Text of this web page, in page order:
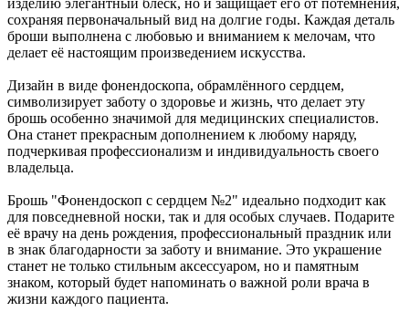
сохраняя первоначальный вид на долгие годы. Каждая деталь
броши выполнена с любовью и вниманием к мелочам, что
делает её настоящим произведением искусства.
Дизайн в виде фонендоскопа, обрамлённого сердцем,
символизирует заботу о здоровье и жизнь, что делает эту
брошь особенно значимой для медицинских специалистов.
Она станет прекрасным дополнением к любому наряду,
подчеркивая профессионализм и индивидуальность своего
владельца.
Брошь "Фонендоскоп с сердцем №2" идеально подходит как
для повседневной носки, так и для особых случаев. Подарите
её врачу на день рождения, профессиональный праздник или
в знак благодарности за заботу и внимание. Это украшение
станет не только стильным аксессуаром, но и памятным
знаком, который будет напоминать о важной роли врача в
жизни каждого пациента.